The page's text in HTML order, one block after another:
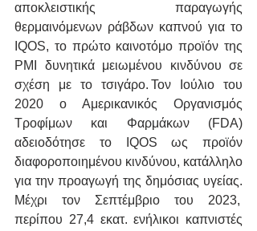
αποκλειστικής παραγωγής
θερμαινόμενων ράβδων καπνού για το
IQOS, το πρώτο καινοτόμο προϊόν της
PMI δυνητικά μειωμένου κινδύνου σε
σχέση με το τσιγάρο. Τον Ιούλιο του
2020 ο Αμερικανικός Οργανισμός
Τροφίμων και Φαρμάκων (FDA)
αδειοδότησε το IQOS ως προϊόν
διαφοροποιημένου κινδύνου, κατάλληλο
για την προαγωγή της δημόσιας υγείας.
Μέχρι τον Σεπτέμβριο του 2023,
περίπου 27,4 εκατ. ενήλικοι καπνιστές